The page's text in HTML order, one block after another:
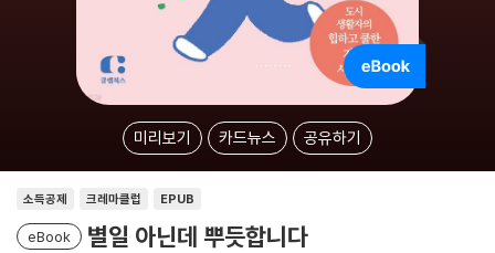
미리보기 카드뉴스 공유하기
소득공제 크레마클럽 EPUB
eBook 별일 아닌데 뿌듯합니다